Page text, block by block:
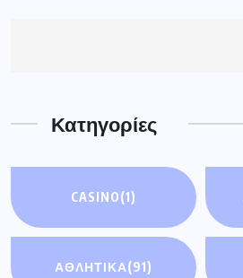
Κατηγορίες
CASINO(1)
ΑΘΛΗΤΙΚΆ(91)